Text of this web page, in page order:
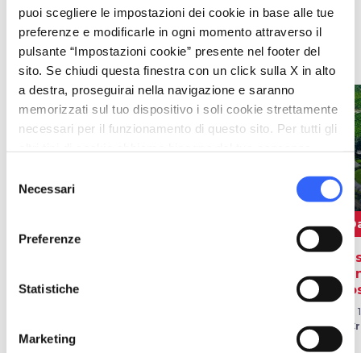
puoi scegliere le impostazioni dei cookie in base alle tue
preferenze e modificarle in ogni momento attraverso il
pulsante “Impostazioni cookie” presente nel footer del
sito. Se chiudi questa finestra con un click sulla X in alto
a destra, proseguirai nella navigazione e saranno
memorizzati sul tuo dispositivo i soli cookie strettamente
necessari per il funzionamento di questo sito. Per tutti gli
delNecessari
Preferenze
Statistiche
Marketing
Soggiorni
con le terme della
a Camaiore
favorite_border
In agriturismo vicino
Dal 01 set 2026 al 18 ott 2026
favorite_border
a